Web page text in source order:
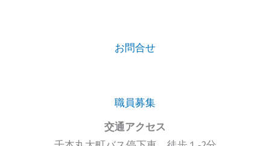
お問合せ
職員募集
交通アクセス